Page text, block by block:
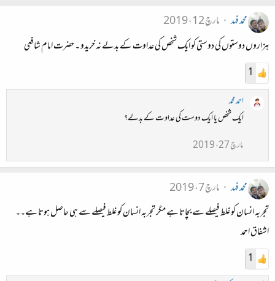
محمد فہد
مارچ 12، 2019
ہزاروں دوستوں کی دوستی کو ایک شخص کی عداوت کے بدلے نہ خریدو ۔ حضرت امام شافعی
1
احمد محمد
ایک شخص یا ایک دوست کی عداوت کے بدلے؟
مارچ 27، 2019
محمد فہد
مارچ 7، 2019
تجربہ انسان کو غلط فیصلے سے بچاتا ہے مگر تجربہ انسان کو غلط فیصلے سے ہی حاصل ہوتا ہے۔۔
اشفاق احمد
1